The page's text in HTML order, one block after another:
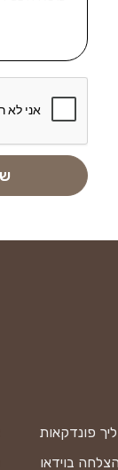
פונדקאות
בוידאו